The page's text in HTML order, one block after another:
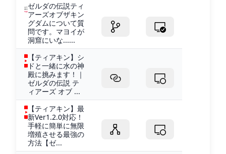
ゼルダの伝説ティ
アーズオブザキン
グダムについて質
問です。マヨイが
洞窟にいな......
【ティアキン】シ
ドと一緒に水の神
殿に挑みます！｜
ゼルダの伝説 テ
ィアーズ オブ ...
【ティアキン】最
新Ver1.2.0対応！
手軽に簡単に無限
増殖させる最強の
方法【ゼ...